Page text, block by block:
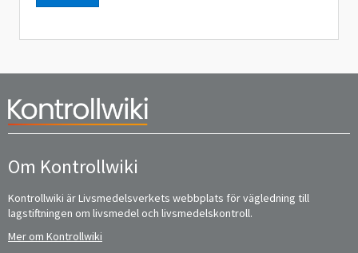
Om Kontrollwiki
Kontrollwiki är Livsmedelsverkets webbplats för vägledning till
lagstiftningen om livsmedel och livsmedelskontroll.
Mer om Kontrollwiki